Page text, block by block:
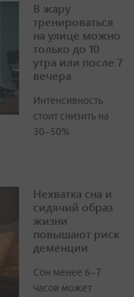
В жару
тренироваться
на улице можно
только до 10
утра или после 7
вечера
Интенсивность
стоит снизить на
30–50%
Нехватка сна и
сидячий образ
жизни
повышают риск
деменции
Сон менее 6–7
часов может